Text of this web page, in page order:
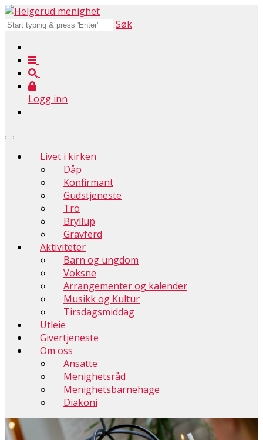
Søk
Logg inn
Livet i kirken
Dåp
Konfirmant
Gudstjeneste
Tro
Bryllup
Gravferd
Aktiviteter
Barn og ungdom
Voksne
Arrangementer og kalender
Musikk og Kultur
Tirsdagsmiddag
Utleie
Givertjeneste
Om oss
Ansatte
Menighetsråd
Menighetsbarnehage
Diakoni